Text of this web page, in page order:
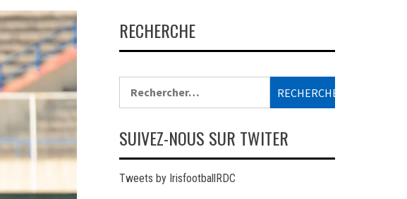
RECHERCHE
SUIVEZ-NOUS SUR TWITER
Tweets by IrisfootballRDC